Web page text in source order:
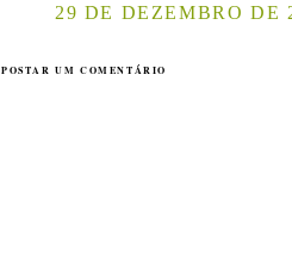
29 DE DEZEMBRO DE
POSTAR UM COMENTÁRIO